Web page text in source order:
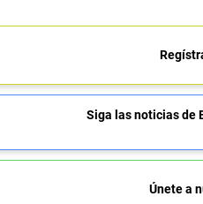
Siga las noticias de
Únete a